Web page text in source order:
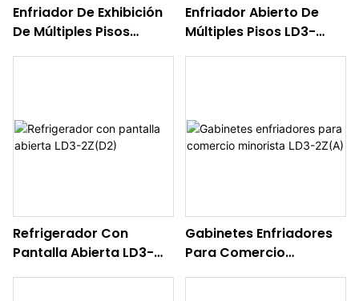
Enfriador De Exhibición
De Múltiples Pisos
Enfriador Abierto De
Múltiples Pisos LD3-
Refrigerador Con
Pantalla Abierta LD3-
Gabinetes Enfriadores
Para Comercio